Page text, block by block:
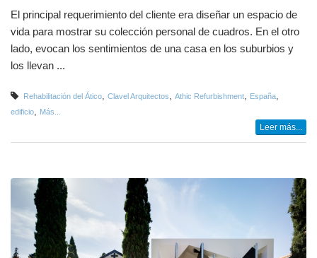
El principal requerimiento del cliente era diseñar un espacio de
vida para mostrar su colección personal de cuadros. En el otro
lado, evocan los sentimientos de una casa en los suburbios y
los llevan ...
Rehabilitación del Ático Clavel Arquitectos Athic Refurbishment España
edificio Más...
Leer más...